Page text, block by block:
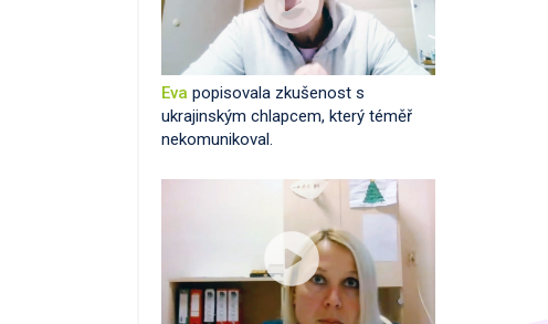
Eva popisovala zkušenost s
ukrajinským chlapcem, který téměř
nekomunikoval.